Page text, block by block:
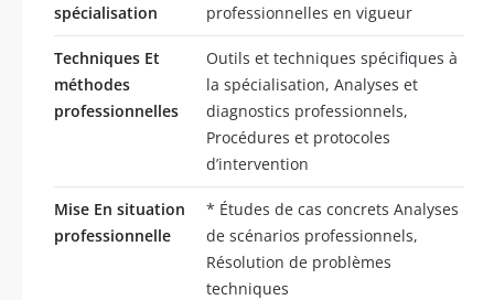
spécialisation
professionnelles en vigueur
Techniques Et
méthodes
professionnelles
Outils et techniques spécifiques à
la spécialisation, Analyses et
diagnostics professionnels,
Procédures et protocoles
d’intervention
Mise En situation
professionnelle
* Études de cas concrets Analyses
de scénarios professionnels,
Résolution de problèmes
techniques